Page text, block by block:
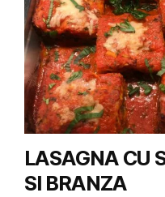
LASAGNA CU
SI BRANZA